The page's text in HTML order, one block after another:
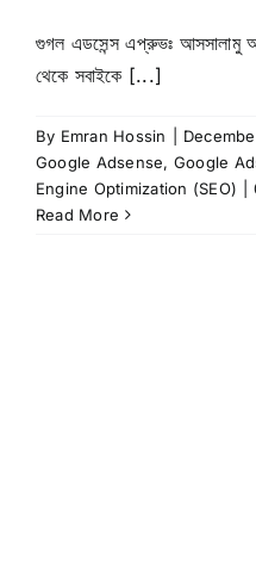
গুগল এডসেন্স এপ্রুভঃ
থেকে সবাইকে [...]
By Emran Hossin
Google Adsense, Google
Engine Optimization (SEO)
Read More